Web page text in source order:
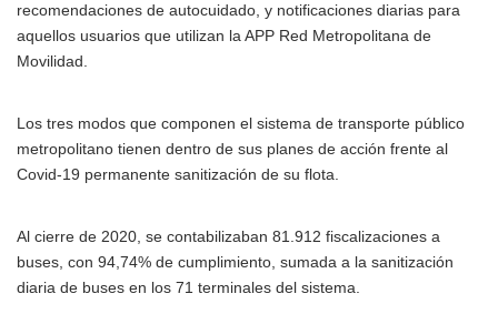
recomendaciones de autocuidado, y notificaciones diarias para
aquellos usuarios que utilizan la APP Red Metropolitana de
Movilidad.
Los tres modos que componen el sistema de transporte público
metropolitano tienen dentro de sus planes de acción frente al
Covid-19 permanente sanitización de su flota.
Al cierre de 2020, se contabilizaban 81.912 fiscalizaciones a
buses, con 94,74% de cumplimiento, sumada a la sanitización
diaria de buses en los 71 terminales del sistema.